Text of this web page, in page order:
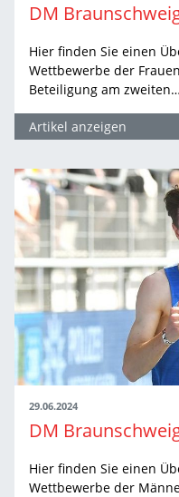
Hier finden Sie einen
Wettbewerbe der
Beteiligung am zweiten…
Artikel anzeigen
29.06.2024
Hier finden Sie einen
Wettbewerbe der